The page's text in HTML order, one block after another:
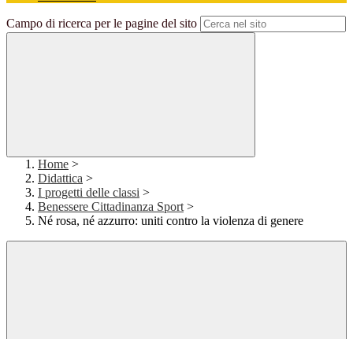
Campo di ricerca per le pagine del sito
Home >
Didattica >
I progetti delle classi >
Benessere Cittadinanza Sport >
Né rosa, né azzurro: uniti contro la violenza di genere